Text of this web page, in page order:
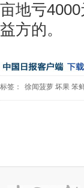
亩地亏
益方的。
标签： 徐闻菠萝 坏果 笨